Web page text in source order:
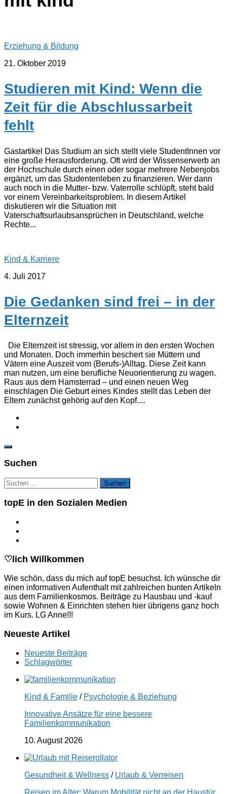
Erziehung & Bildung
21. Oktober 2019
Studieren mit Kind: Wenn die
Zeit für die Abschlussarbeit
fehlt
Gastartikel Das Studium an sich stellt viele StudentInnen vor
eine große Herausforderung. Oft wird der Wissenserwerb an
der Hochschule durch einen oder sogar mehrere Nebenjobs
ergänzt, um das Studentenleben zu finanzieren. Wer dann
auch noch in die Mutter- bzw. Vaterrolle schlüpft, steht bald
vor einem Vereinbarkeitsproblem. In diesem Artikel
diskutieren wir die Situation mit
Vaterschaftsurlaubsansprüchen in Deutschland, welche
Rechte...
Kind & Karriere
4. Juli 2017
Die Gedanken sind frei – in der
Elternzeit
Die Elternzeit ist stressig, vor allem in den ersten Wochen
und Monaten. Doch immerhin beschert sie Müttern und
Vätern eine Auszeit vom (Berufs-)Alltag. Diese Zeit kann
man nutzen, um eine berufliche Neuorientierung zu wagen.
Raus aus dem Hamsterrad – und einen neuen Weg
einschlagen Die Geburt eines Kindes stellt das Leben der
Eltern zunächst gehörig auf den Kopf....
Suchen
Suchen
nach:
topE in den Sozialen Medien
♡lich Willkommen
Wie schön, dass du mich auf topE besuchst. Ich wünsche dir
einen informativen Aufenthalt mit zahlreichen bunten Artikeln
aus dem Familienkosmos. Beiträge zu Hausbau und -kauf
sowie Wohnen & Einrichten stehen hier übrigens ganz hoch
im Kurs. LG Anne!!!
Neueste Artikel
Neueste Beiträge
Schlagwörter
Kind & Familie / Psychologie & Beziehung
Innovative Ansätze für eine bessere
Familienkommunikation
10. August 2026
Gesundheit & Wellness / Urlaub & Verreisen